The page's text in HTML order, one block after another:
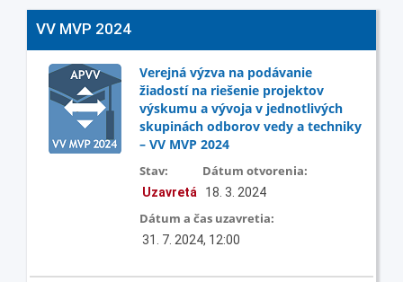
VV MVP 2024
Verejná výzva na podávanie
žiadostí na riešenie projektov
výskumu a vývoja v jednotlivých
skupinách odborov vedy a techniky
– VV MVP 2024
Stav:
Uzavretá
Dátum otvorenia:
18. 3. 2024
Dátum a čas uzavretia:
31. 7. 2024, 12:00